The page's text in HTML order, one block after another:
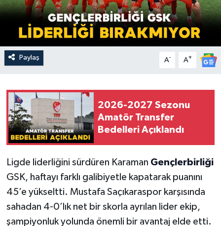
Paylaş A- A+
2026-2027 Sezonu
Amatör Transfer
Bedelleri Açıklandı
Ligde liderliğini sürdüren Karaman Gençlerbirliği
GSK, haftayı farklı galibiyetle kapatarak puanını
45’e yükseltti. Mustafa Saçıkaraspor karşısında
sahadan 4-0’lık net bir skorla ayrılan lider ekip,
şampiyonluk yolunda önemli bir avantaj elde etti.